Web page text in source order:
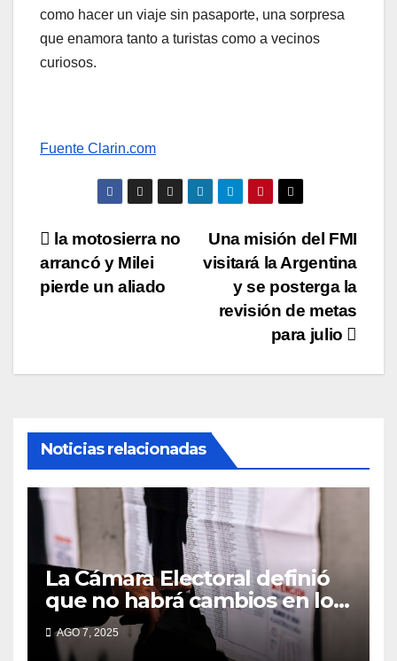
como hacer un viaje sin pasaporte, una sorpresa
que enamora tanto a turistas como a vecinos
curiosos.
Fuente Clarin.com
Navegación
de
Una misión del FMI
visitará la Argentina
y se posterga la
revisión de metas
para julio
la motosierra no
arrancó y Milei
pierde un aliado
Noticias relacionadas
La Cámara Electoral definió
que no habrá cambios en los
lugares de votación en La
Matanza
AGO 7, 2025